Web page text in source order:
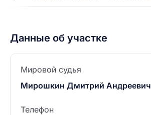
Данные об участке
Мировой судья
Мирошкин Дмитрий Андреевич
Телефон